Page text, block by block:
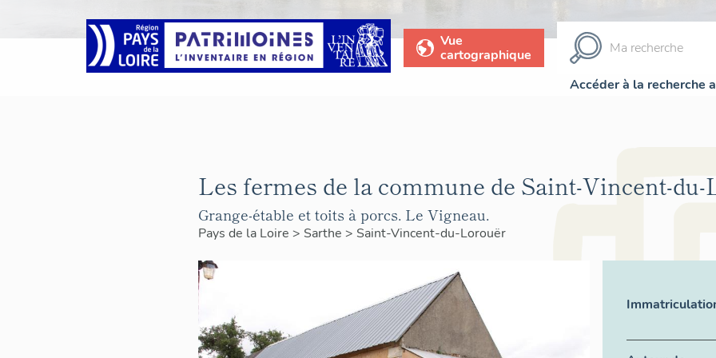
Vue
cartographique
Accéder à la recherche
Les fermes de la commune de Saint-Vincent-du-
Grange-étable et toits à porcs. Le Vigneau.
Pays de la Loire > Sarthe > Saint-Vincent-du-Lorouër